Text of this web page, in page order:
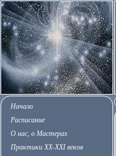
Начало
Расписание
О нас, о Мастерах
Практики XX-XXI веков